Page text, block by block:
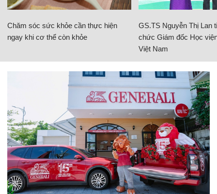
Chăm sóc sức khỏe cần thực hiện
ngay khi cơ thể còn khỏe
GS.TS Nguyễn Thị Lan
chức Giám đốc Học
Việt Nam